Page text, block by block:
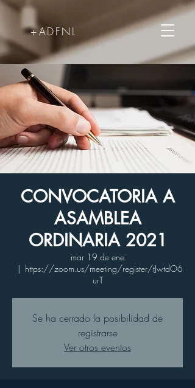
+ADFNL
CONVOCATORIA A
ASAMBLEA
ORDINARIA 2021
mar 19 de ene
  |
https://zoom.us/meeting/register/tJwtdO6
urT
Se ha cerrado la posibilidad de
registrarse
Ver otros eventos